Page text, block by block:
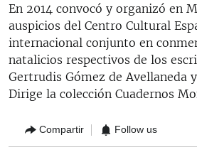
En 2014 convocó y organizó en
auspicios del Centro Cultural
internacional conjunto en
natalicios respectivos de los
Gertrudis Gómez de Avellaneda
Dirige la colección Cuadernos
Compartir Follow us